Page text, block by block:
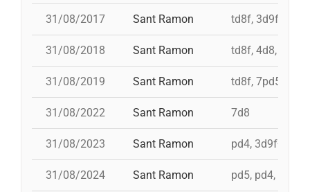
31/08/2017 Sant Ramon td8f, 3d9f, 4d8,
31/08/2018 Sant Ramon td8f, 4d8, 3d8,
31/08/2019 Sant Ramon td8f, 7pd5, pd5
31/08/2022 Sant Ramon 7d8
31/08/2023 Sant Ramon pd4,
31/08/2024 Sant Ramon pd5, pd4, 4d8,